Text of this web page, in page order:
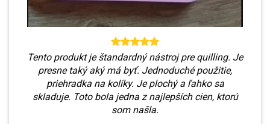
Tento produkt je štandardný nástroj pre quilling. Je
presne taký aký má byť. Jednoduché použitie,
priehradka na kolíky. Je plochý a ľahko sa
skladuje. Toto bola jedna z najlepších cien, ktorú
som našla.